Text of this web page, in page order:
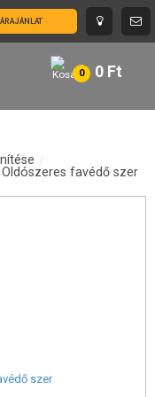
0 0 Ft
Oldószeres favédő szer